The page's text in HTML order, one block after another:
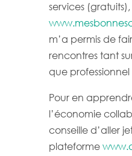
services
m’a permis de
rencontres tant
que professionnel
Pour en
l’économie
conseille d’aller
plateforme